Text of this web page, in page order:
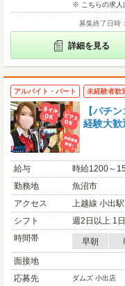
※ こちらの求人
募集終了日時
詳細を見る
アルバイト・パート 未経験者歓
【パチ
経験大
給与
時給1200～
勤務地
魚沼市
アクセス
上越線 小出
シフト
週2日以上 1
時間帯
早朝
面接地
応募先
ダムズ 小出店